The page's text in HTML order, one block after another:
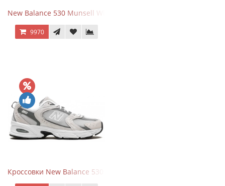
New Balance 530 Munsell White Silver
9970
Кроссовки New Balance 530 Grey Matter Harbor Grey